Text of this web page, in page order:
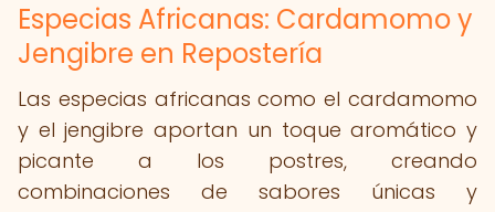
Especias Africanas: Cardamomo y
Jengibre en Repostería
Las especias africanas como el cardamomo
y el jengibre aportan un toque aromático y
picante a los postres, creando
combinaciones de sabores únicas y